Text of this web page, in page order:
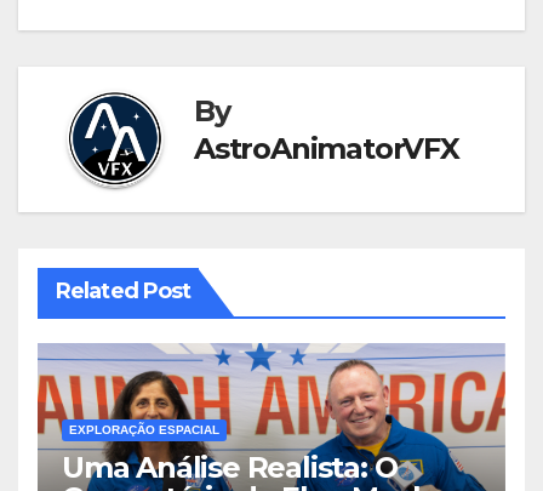
By
AstroAnimatorVFX
Related Post
EXPLORAÇÃO ESPACIAL
Uma Análise Realista: O